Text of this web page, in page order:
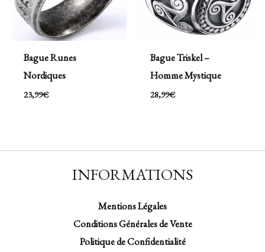
Bague Runes
Nordiques
23,99€
Bague Triskel –
Homme Mystique
28,99€
INFORMATIONS
Mentions Légales
Conditions Générales de Vente
Politique de Confidentialité